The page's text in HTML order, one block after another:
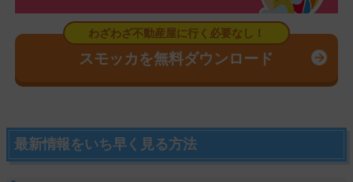
スモッカを無料ダウンロード
最新情報をいち早く見る方法